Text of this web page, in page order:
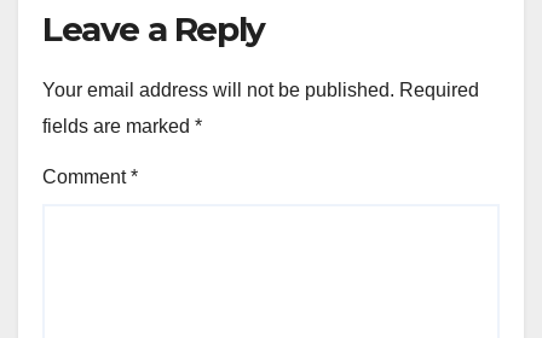
Leave a Reply
Your email address will not be published. Required
fields are marked *
Comment*